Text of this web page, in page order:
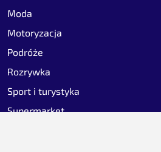
Moda
Motoryzacja
Podróże
Rozrywka
Sport i turystyka
Supermarket